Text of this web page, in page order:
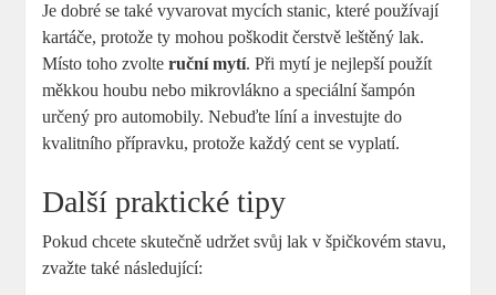
Je dobré se také vyvarovat mycích stanic,‍ které používají
kartáče, protože ty ⁣mohou poškodit čerstvě leštěný lak. ​
Místo toho zvolteruční mytí. Při mytí je‍ nejlepší​ použít
měkkou houbu ‍nebo mikrovlákno a speciální ‌šampón
určený ​pro⁢ automobily. Nebuďte líní a investujte do
kvalitního přípravku, protože ⁢každý cent se vyplatí.
Další praktické tipy
Pokud chcete ‍skutečně ⁢udržet‌ svůj lak v ⁣špičkovém stavu,
zvažte‍ také následující: